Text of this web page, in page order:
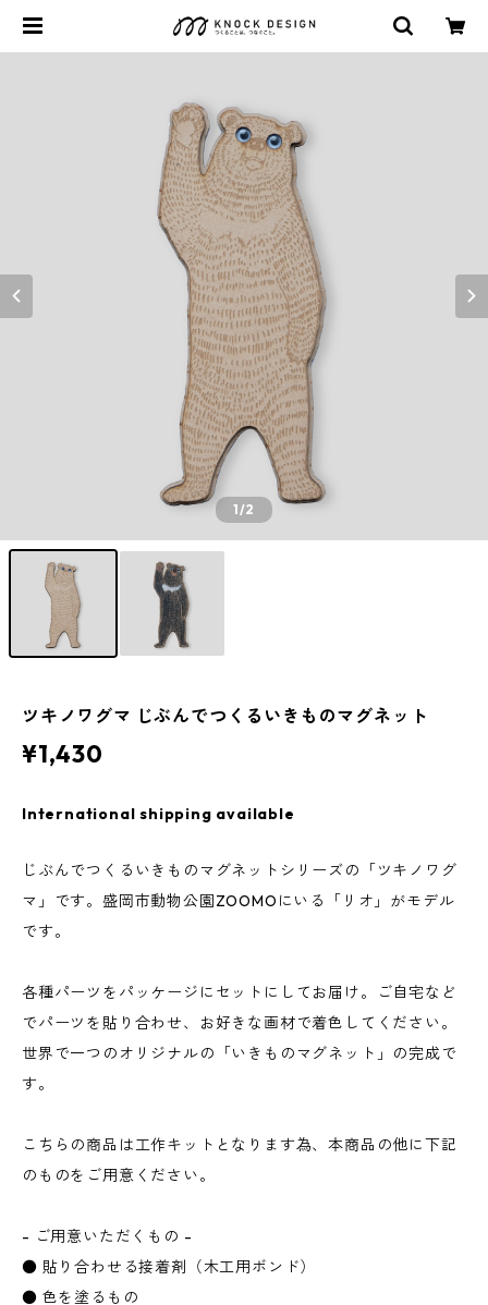
1/2
ツキノワグマ じぶんでつくるいきものマグネット
¥1,430
International shipping available
じぶんでつくるいきものマグネットシリーズの「ツキノワグ
マ」です。盛岡市動物公園ZOOMOにいる「リオ」がモデル
です。
各種パーツをパッケージにセットにしてお届け。ご自宅など
でパーツを貼り合わせ、お好きな画材で着色してください。
世界で一つのオリジナルの「いきものマグネット」の完成で
す。
こちらの商品は工作キットとなります為、本商品の他に下記
のものをご用意ください。
- ご用意いただくもの -
● 貼り合わせる接着剤（木工用ボンド）
● 色を塗るもの